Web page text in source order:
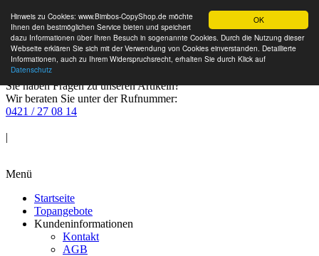
OK
Hinweis zu Cookies: www.Bimbos-CopyShop.de möchte
Ihnen den bestmöglichen Service bieten und speichert
dazu Informationen über Ihren Besuch in sogenannte Cookies. Durch die Nutzung dieser
Webseite erklären Sie sich mit der Verwendung von Cookies einverstanden. Detaillierte
Informationen, auch zu Ihrem Widerspruchsrecht, erhalten Sie durch Klick auf
Datenschutz
Sie haben Fragen zu unseren Artikeln?
Wir beraten Sie unter der Rufnummer:
0421 / 27 08 14
|
Menü
Startseite
Topangebote
Kundeninformationen
Kontakt
AGB